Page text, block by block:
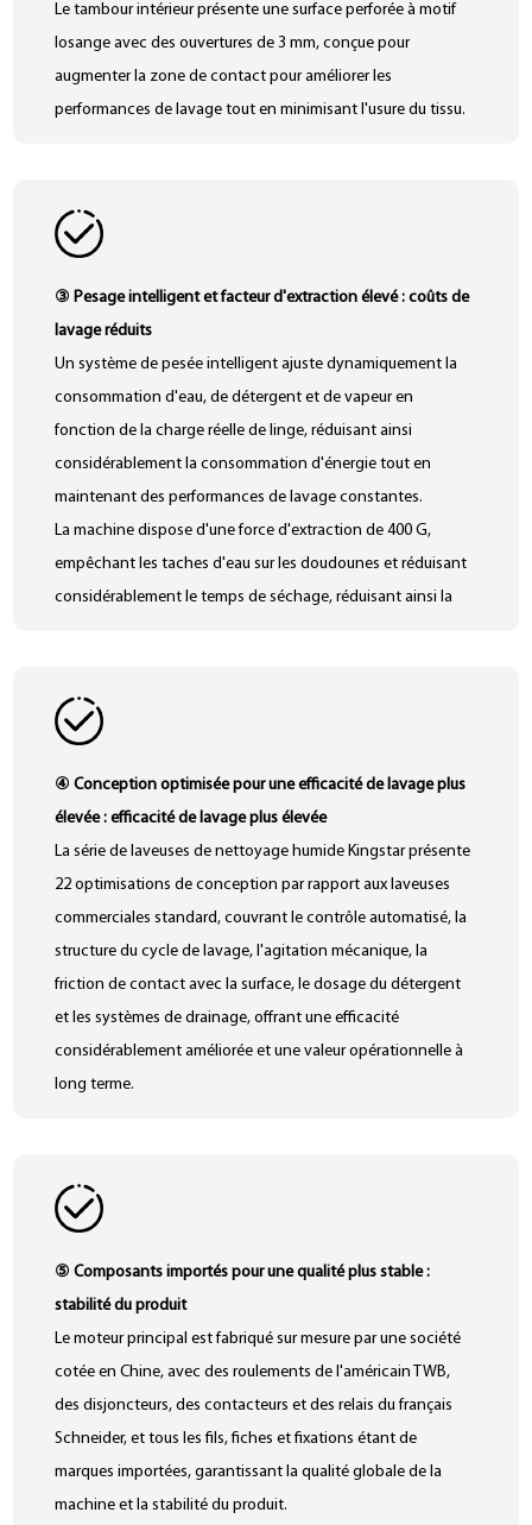
notamment la vitesse de lavage principal, la vitesse
d'extraction à grande vitesse, la durée et la température,
garantissant ainsi une sécurité maximale des vêtements.
L'interface entre le tambour intérieur et le cylindre extérieur
typiques, pour éviter les accrocs du tissu. La porte présente
une conception en verre convexe qui éloigne les vêtements
du port de chargement, minimisant ainsi le risque de
dommages causés par les accrocs des fermetures éclair ou
des boutons.
Le tambour intérieur, le cylindre extérieur et toutes les
surfaces en contact avec l'eau sont fabriqués en acier
inoxydable 304, offrant une excellente résistance à la
corrosion et garantissant une qualité de lavage sûre et
constante.
Le tambour intérieur présente une surface perforée à motif
losange avec des ouvertures de 3 mm, conçue pour
augmenter la zone de contact pour améliorer les
performances de lavage tout en minimisant l'usure du tissu.
lavage plus propres et plus hygiéniques.
③ Pesage intelligent et facteur d'extraction élevé : coûts de
lavage réduits
Un système de pesée intelligent ajuste dynamiquement la
consommation d'eau, de détergent et de vapeur en
fonction de la charge réelle de linge, réduisant ainsi
considérablement la consommation d'énergie tout en
maintenant des performances de lavage constantes.
La machine dispose d'une force d'extraction de 400 G,
empêchant les taches d'eau sur les doudounes et réduisant
considérablement le temps de séchage, réduisant ainsi la
④ Conception optimisée pour une efficacité de lavage plus
élevée : efficacité de lavage plus élevée
La série de laveuses de nettoyage humide Kingstar présente
22 optimisations de conception par rapport aux laveuses
commerciales standard, couvrant le contrôle automatisé, la
structure du cycle de lavage, l'agitation mécanique, la
friction de contact avec la surface, le dosage du détergent
et les systèmes de drainage, offrant une efficacité
considérablement améliorée et une valeur opérationnelle à
long terme.
⑤ Composants importés pour une qualité plus stable :
stabilité du produit
Le moteur principal est fabriqué sur mesure par une société
cotée en Chine, avec des roulements de l'américain TWB,
des disjoncteurs, des contacteurs et des relais du français
Schneider, et tous les fils, fiches et fixations étant de
marques importées, garantissant la qualité globale de la
machine et la stabilité du produit.